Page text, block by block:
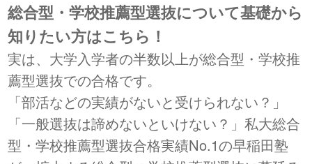
総合型・学校推薦型選抜について基礎から
知りたい方はこちら！
実は、大学入学者の半数以上が総合型・学校推
薦型選抜での合格です。
「部活などの実績がないと受けられない？」
「一般選抜は諦めないといけない？」私大総合
型・学校推薦型選抜合格実績No.1の早稲田塾